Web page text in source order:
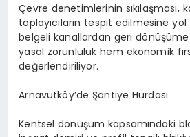
Çevre denetimlerinin sıkılaşması,
toplayıcıların tespit edilmesine yol
belgeli kanallardan geri dönüşüme
yasal zorunluluk hem ekonomik
değerlendiriliyor.
Arnavutköy’de Şantiye Hurdası
Kentsel dönüşüm kapsamındaki